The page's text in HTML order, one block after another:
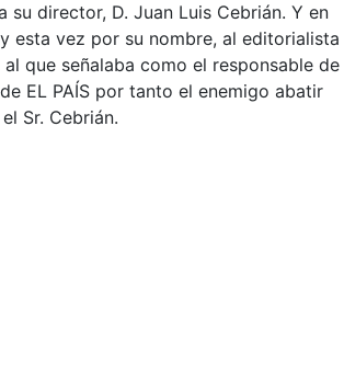
su director, D. Juan Luis Cebrián. Y en
esta vez por su nombre, al editorialista
al que señalaba como el responsable de
EL PAÍS por tanto el enemigo abatir
Sr. Cebrián.